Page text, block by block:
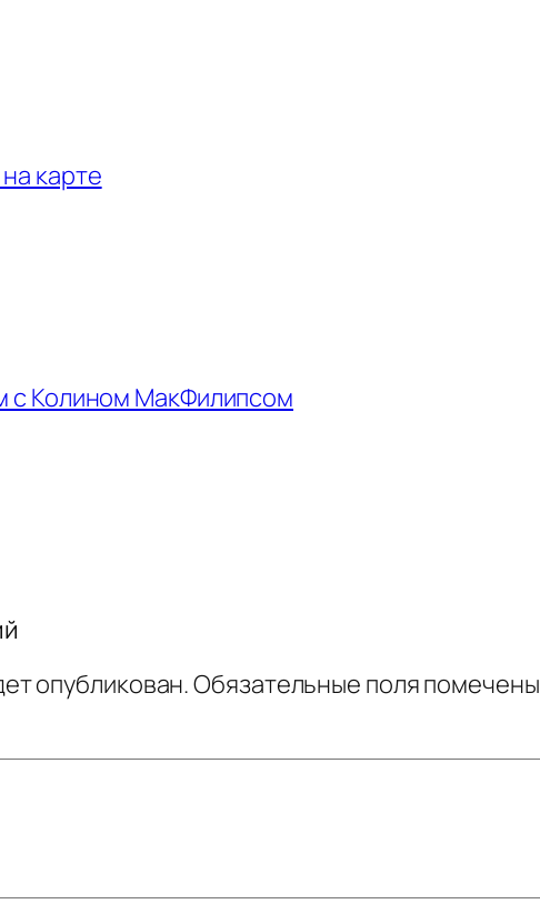
карте
с Колином МакФилипсом
опубликован.Обязательные поля помечены